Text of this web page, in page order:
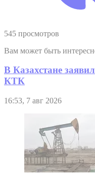
545 просмотров
Вам может быть
В Казахстане
КТК
16:53, 7 авг 2026